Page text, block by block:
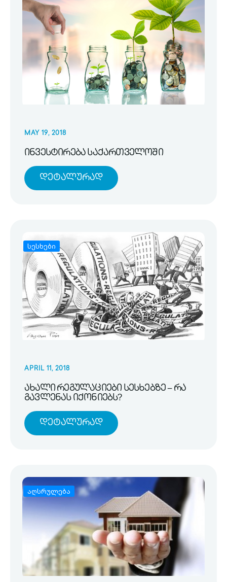
MAY 19, 2018
ინვესტირება საქართველოში
Დეტალურად
სესხები
APRIL 11, 2018
ახალი რეგულაციები სესხებზე – რა
გავლენას იქონიებს?
Დეტალურად
აღსრულება